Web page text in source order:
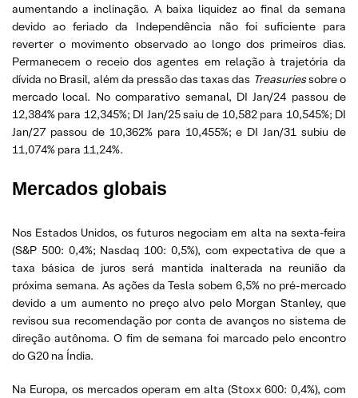
aumentando a inclinação. A baixa liquidez ao final da semana
devido ao feriado da Independência não foi suficiente para
reverter o movimento observado ao longo dos primeiros dias.
Permanecem o receio dos agentes em relação à trajetória da
dívida no Brasil, além da pressão das taxas das Treasuriessobre o
mercado local. No comparativo semanal, DI Jan/24 passou de
12,384% para 12,345%; DI Jan/25 saiu de 10,582 para 10,545%; DI
Jan/27 passou de 10,362% para 10,455%; e DI Jan/31 subiu de
11,074% para 11,24%.
Mercados globais
Nos Estados Unidos, os futuros negociam em alta na sexta-feira
(S&P 500: 0,4%; Nasdaq 100: 0,5%), com expectativa de que a
taxa básica de juros será mantida inalterada na reunião da
próxima semana. As ações da Tesla sobem 6,5% no pré-mercado
devido a um aumento no preço alvo pelo Morgan Stanley, que
revisou sua recomendação por conta de avanços no sistema de
direção autônoma. O fim de semana foi marcado pelo encontro
do G20 na Índia.
Na Europa, os mercados operam em alta (Stoxx 600: 0,4%), com